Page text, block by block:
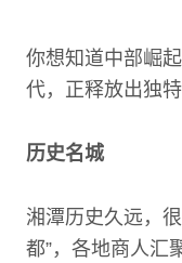
你想知道中部崛
代，正释放出独
历史名城
湘潭历史久远，
都”，各地商人汇